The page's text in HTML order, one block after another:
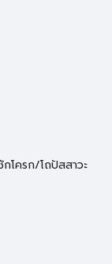
โครก/โถปัสสาวะ